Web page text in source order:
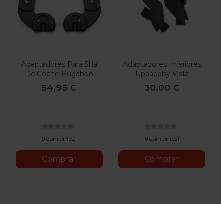
Adaptadores Para Silla
De Coche Bugaboo
Dragonfly
54,95 €
0 opinión(es)
Comprar
Adaptadores Inferiores
Uppababy Vista
30,00 €
0 opinión(es)
Comprar